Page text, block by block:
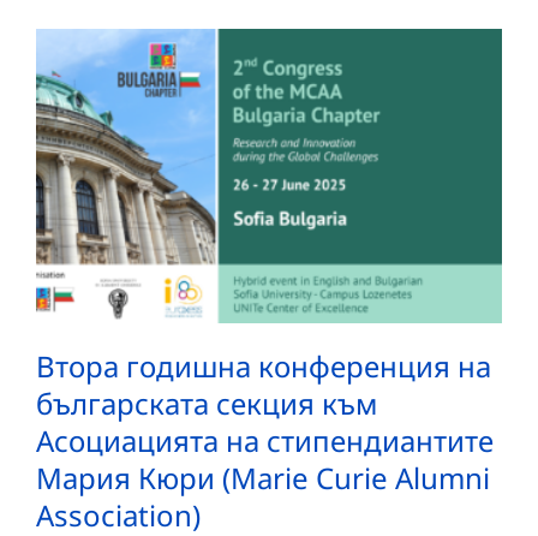
Втора годишна конференция на
българската секция към
Асоциацията на стипендиантите
Мария Кюри (Marie Curie Alumni
Association)